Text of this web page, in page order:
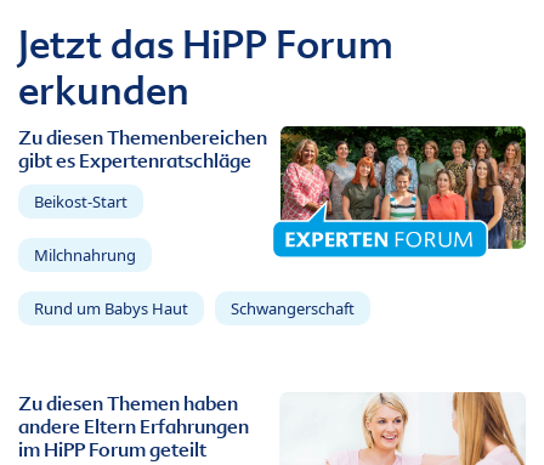
Jetzt das HiPP Forum
erkunden
Zu diesen Themenbereichen
gibt es Expertenratschläge
Beikost-Start
Milchnahrung
Rund um Babys Haut Schwangerschaft
Zu diesen Themen haben
andere Eltern Erfahrungen
im HiPP Forum geteilt